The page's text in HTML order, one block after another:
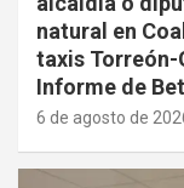
natural en
taxis Torreón-
Informe de
6 de agosto de